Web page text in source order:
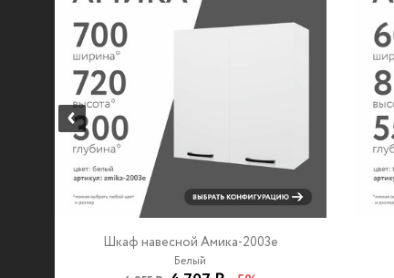
Шкаф навесной Амика-2003e
Белый